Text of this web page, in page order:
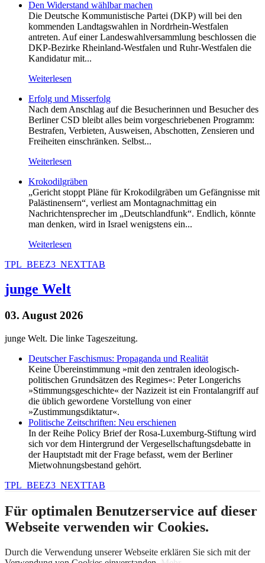
Den Widerstand wählbar machen
Die Deutsche Kommunistische Partei (DKP) will bei den
kommenden Landtagswahlen in Nordrhein-Westfalen
antreten. Auf einer Landeswahlversammlung beschlossen die
DKP-Bezirke Rheinland-Westfalen und Ruhr-Westfalen die
Kandidatur mit...
Weiterlesen
Erfolg und Misserfolg
Nach dem Anschlag auf die Besucherinnen und Besucher des
Berliner CSD bleibt alles beim vorgeschriebenen Programm:
Bestrafen, Verbieten, Ausweisen, Abschotten, Zensieren und
Freiheiten einschränken. Selbst...
Weiterlesen
Krokodilgräben
„Gericht stoppt Pläne für Krokodilgräben um Gefängnisse mit
Palästinensern“, verliest am Montagnachmittag ein
Nachrichtensprecher im „Deutschlandfunk“. Endlich, könnte
man denken, wird in Israel wenigstens ein...
Weiterlesen
TPL_BEEZ3_NEXTTAB
junge Welt
03. August 2026
junge Welt. Die linke Tageszeitung.
Deutscher Faschismus: Propaganda und Realität
Keine Übereinstimmung »mit den zentralen ideologisch-
politischen Grundsätzen des Regimes«: Peter Longerichs
»Stimmungsgeschichte« der Nazizeit ist ein Frontalangriff auf
die üblich gewordene Vorstellung von einer
»Zustimmungsdiktatur«.
Politische Zeitschriften: Neu erschienen
In der Reihe Policy Brief der Rosa-Luxemburg-Stiftung wird
sich vor dem Hintergrund der Vergesellschaftungsdebatte in
der Hauptstadt mit der Frage befasst, wem der Berliner
Mietwohnungsbestand gehört.
TPL_BEEZ3_NEXTTAB
Für optimalen Benutzerservice auf dieser
Webseite verwenden wir Cookies.
Durch die Verwendung unserer Webseite erklären Sie sich mit der